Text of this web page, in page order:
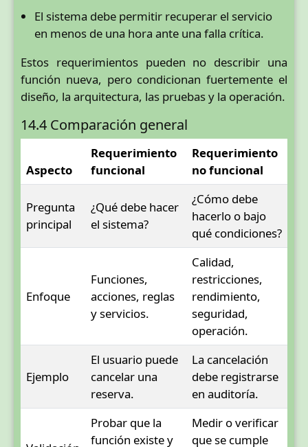
El sistema debe permitir recuperar el servicio
en menos de una hora ante una falla crítica.
Estos requerimientos pueden no describir una
función nueva, pero condicionan fuertemente el
diseño, la arquitectura, las pruebas y la operación.
14.4 Comparación general
Aspecto
Requerimiento
funcional
Requerimiento
no funcional
Pregunta
principal
¿Qué debe hacer
el sistema?
¿Cómo debe
hacerlo o bajo
qué condiciones?
Enfoque
Funciones,
acciones, reglas
y servicios.
Calidad,
restricciones,
rendimiento,
seguridad,
operación.
Ejemplo
El usuario puede
cancelar una
reserva.
La cancelación
debe registrarse
en auditoría.
Probar que la
función existe y
Medir o verificar
que se cumple